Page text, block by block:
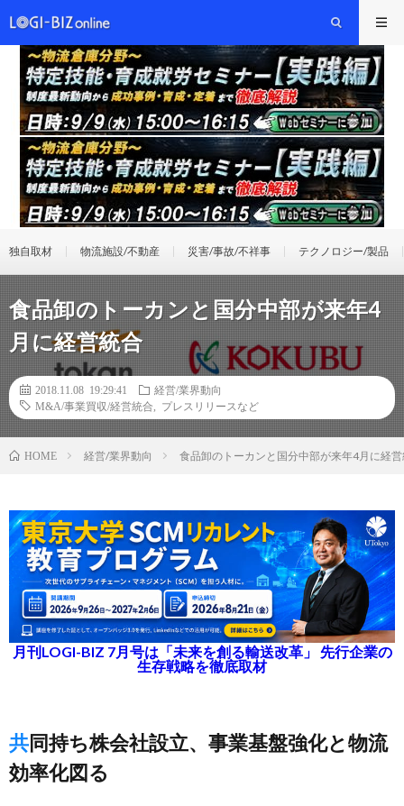
独自取材 物流施設/不動産 災害/事故/不祥事 テクノロジー/製品
食品卸のトーカンと国分中部が来年4
月に経営統合
2018.11.08 19:29:41
経営/業界動向
M&A/事業買収/経営統合
プレスリリースなど
HOME 経営/業界動向 食品卸のトーカンと国分中部が来年4月に経
月刊LOGI-BIZ 7月号は「未来を創る輸送改革」 先行企業の
生存戦略を徹底取材
共同持ち株会社設立、事業基盤強化と物流
効率化図る